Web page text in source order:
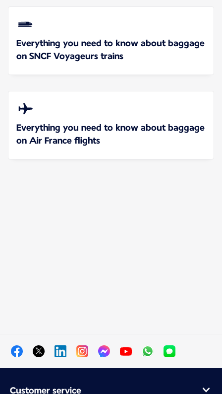
Everything you need to know about baggage
on SNCF Voyageurs trains
Everything you need to know about baggage
on Air France flights
Customer service